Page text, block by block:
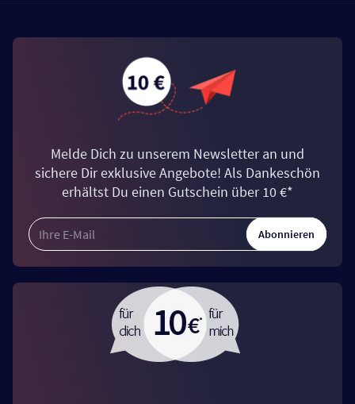
Melde Dich zu unserem Newsletter an und
sichere Dir exklusive Angebote! Als Dankeschön
erhältst Du einen Gutschein über 10 €*
Abonnieren